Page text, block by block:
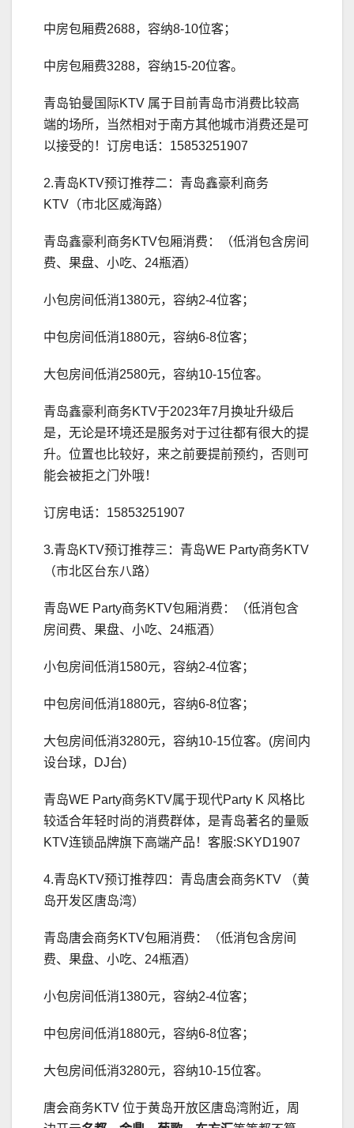
中房包厢费2688，容纳8-10位客；
中房包厢费3288，容纳15-20位客。
青岛铂曼国际KTV 属于目前青岛市消费比较高
端的场所，当然相对于南方其他城市消费还是可
以接受的！订房电话：15853251907
2.青岛KTV预订推荐二：青岛鑫豪利商务
KTV（市北区威海路）
青岛鑫豪利商务KTV包厢消费：（低消包含房间
费、果盘、小吃、24瓶酒）
小包房间低消1380元，容纳2-4位客；
中包房间低消1880元，容纳6-8位客；
大包房间低消2580元，容纳10-15位客。
青岛鑫豪利商务KTV于2023年7月换址升级后
是，无论是环境还是服务对于过往都有很大的提
升。位置也比较好，来之前要提前预约，否则可
能会被拒之门外哦！
订房电话：15853251907
3.青岛KTV预订推荐三：青岛WE Party商务KTV
（市北区台东八路）
青岛WE Party商务KTV包厢消费：（低消包含
房间费、果盘、小吃、24瓶酒）
小包房间低消1580元，容纳2-4位客；
中包房间低消1880元，容纳6-8位客；
大包房间低消3280元，容纳10-15位客。(房间内
设台球，DJ台)
青岛WE Party商务KTV属于现代Party K 风格比
较适合年轻时尚的消费群体，是青岛著名的量贩
KTV连锁品牌旗下高端产品！客服:SKYD1907
4.青岛KTV预订推荐四：青岛唐会商务KTV （黄
岛开发区唐岛湾）
青岛唐会商务KTV包厢消费：（低消包含房间
费、果盘、小吃、24瓶酒）
小包房间低消1380元，容纳2-4位客；
中包房间低消1880元，容纳6-8位客；
大包房间低消3280元，容纳10-15位客。
唐会商务KTV 位于黄岛开放区唐岛湾附近，周